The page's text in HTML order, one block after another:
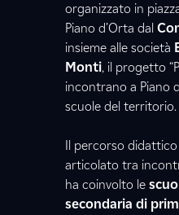
organizzato in
Piano d’Orta dal
insieme alle società
Monti, il progetto
incontrano a Piano
scuole del territorio.
Il percorso
articolato tra
ha coinvolto le
secondaria di